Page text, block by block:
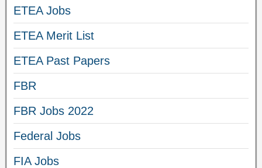
ETEA Jobs
ETEA Merit List
ETEA Past Papers
FBR
FBR Jobs 2022
Federal Jobs
FIA Jobs